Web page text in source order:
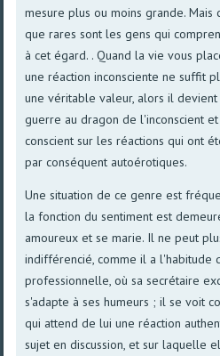
mesure plus ou moins grande.
que rares sont les gens qui
à cet égard. . Quand la vie vous
une réaction inconsciente ne suffit
une véritable valeur, alors il
guerre au dragon de l'inconscient
conscient sur les réactions qui ont
par conséquent autoérotiques.
Une situation de ce genre est
la fonction du sentiment est
amoureux et se marie. Il ne peut
indifférencié, comme il a l'habitude
professionnelle, où sa secrétaire
s'adapte à ses humeurs ; il se voit
qui attend de lui une réaction
sujet en discussion, et sur laquelle